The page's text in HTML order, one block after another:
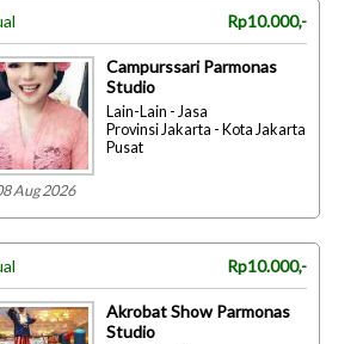
Rp10.000,-
Aug 2026
Campurssari Parmonas
Studio
Lain-Lain - Jasa
Provinsi Jakarta - Kota Jakarta
Pusat
Rp10.000,-
Akrobat Show Parmonas
Studio